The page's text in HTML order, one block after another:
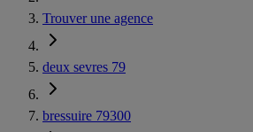
Trouver une agence
deux sevres 79
bressuire 79300